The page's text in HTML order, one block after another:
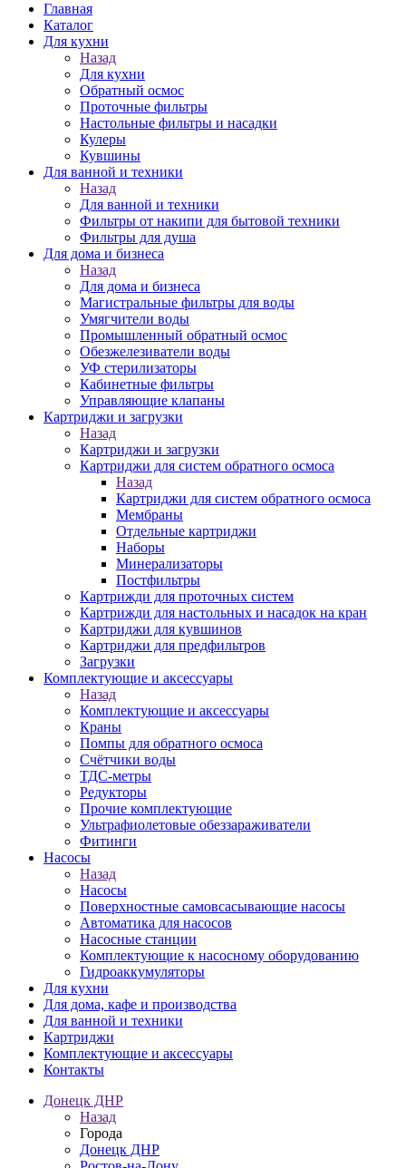
Главная
Каталог
Для кухни
Назад
Для кухни
Обратный осмос
Проточные фильтры
Настольные фильтры и насадки
Кулеры
Кувшины
Для ванной и техники
Назад
Для ванной и техники
Фильтры от накипи для бытовой техники
Фильтры для душа
Для дома и бизнеса
Назад
Для дома и бизнеса
Магистральные фильтры для воды
Умягчители воды
Промышленный обратный осмос
Обезжелезиватели воды
УФ стерилизаторы
Кабинетные фильтры
Управляющие клапаны
Картриджи и загрузки
Назад
Картриджи и загрузки
Картриджи для систем обратного осмоса
Назад
Картриджи для систем обратного осмоса
Мембраны
Отдельные картриджи
Наборы
Минерализаторы
Постфильтры
Картрижди для проточных систем
Картрижди для настольных и насадок на кран
Картриджи для кувшинов
Картриджи для предфильтров
Загрузки
Комплектующие и аксессуары
Назад
Комплектующие и аксессуары
Краны
Помпы для обратного осмоса
Счётчики воды
ТДС-метры
Редукторы
Прочие комплектующие
Ультрафиолетовые обеззараживатели
Фитинги
Насосы
Назад
Насосы
Поверхностные самовсасывающие насосы
Автоматика для насосов
Насосные станции
Комплектующие к насосному оборудованию
Гидроаккумуляторы
Для кухни
Для дома, кафе и производства
Для ванной и техники
Картриджи
Комплектующие и аксессуары
Контакты
Донецк ДНР
Назад
Города
Донецк ДНР